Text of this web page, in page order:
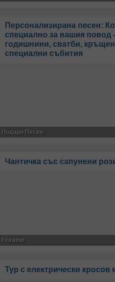
Персонализирана песен:
специално за вашия повод
годишнини, сватби,
специални събития
Подари Песен
Чантичка със сапунени
Floralno
Тур с електрически